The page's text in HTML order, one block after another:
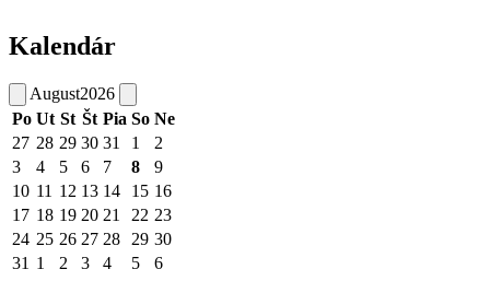
Kalendár
August2026
Po Ut St Št Pia So Ne
27 28 29 30 31 1
2
3
4 5 6 7 8
9
10 11 12 13 14 15 16
17 18 19 20 21 22 23
24 25 26 27 28 29 30
31 1 2 3 4 5 6